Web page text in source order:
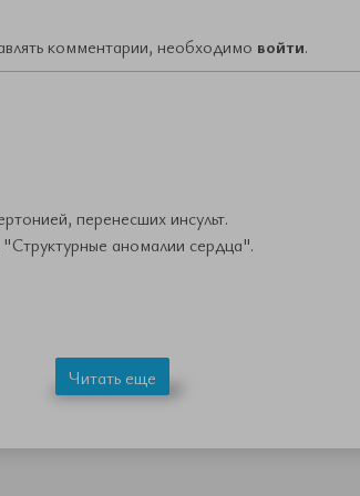
комментарии, необходимо войти.
перенесших инсульт.
аномалии сердца".
Читать еще